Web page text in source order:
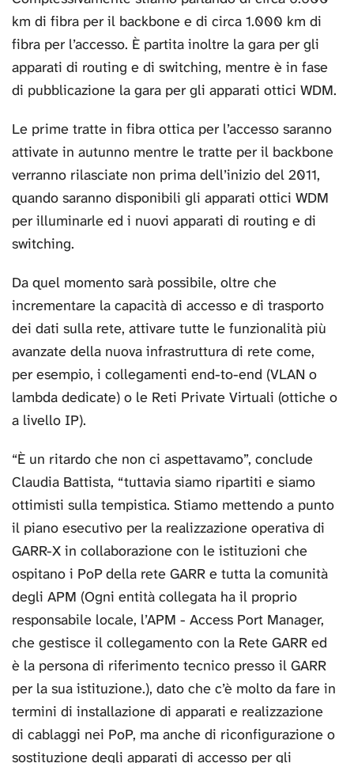
km di fibra per il backbone e di circa 1.000 km di
fibra per l’accesso. È partita inoltre la gara per gli
apparati di routing e di switching, mentre è in fase
di pubblicazione la gara per gli apparati ottici WDM.
Le prime tratte in fibra ottica per l’accesso saranno
attivate in autunno mentre le tratte per il backbone
verranno rilasciate non prima dell’inizio del 2011,
quando saranno disponibili gli apparati ottici WDM
per illuminarle ed i nuovi apparati di routing e di
switching.
Da quel momento sarà possibile, oltre che
incrementare la capacità di accesso e di trasporto
dei dati sulla rete, attivare tutte le funzionalità più
avanzate della nuova infrastruttura di rete come,
per esempio, i collegamenti end-to-end (VLAN o
lambda dedicate) o le Reti Private Virtuali (ottiche o
a livello IP).
“È un ritardo che non ci aspettavamo”, conclude
Claudia Battista, “tuttavia siamo ripartiti e siamo
ottimisti sulla tempistica. Stiamo mettendo a punto
il piano esecutivo per la realizzazione operativa di
GARR-X in collaborazione con le istituzioni che
ospitano i PoP della rete GARR e tutta la comunità
degli APM (Ogni entità collegata ha il proprio
responsabile locale, l’APM - Access Port Manager,
che gestisce il collegamento con la Rete GARR ed
è la persona di riferimento tecnico presso il GARR
per la sua istituzione.), dato che c’è molto da fare in
termini di installazione di apparati e realizzazione
di cablaggi nei PoP, ma anche di riconfigurazione o
sostituzione degli apparati di accesso per gli